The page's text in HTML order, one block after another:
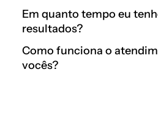
Em quanto tempo eu
resultados?
Como funciona o
vocês?